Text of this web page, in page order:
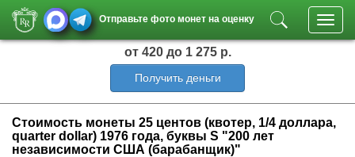
Отправьте фото монет на оценку
от 420 до 1 275 р.
Получить деньги
Стоимость монеты 25 центов (квотер, 1/4 доллара,
quarter dollar) 1976 года, буквы S "200 лет
независимости США (барабанщик)"